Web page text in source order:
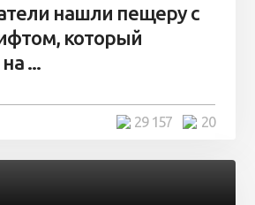
нашли пещеру с
который
...
20
29 157